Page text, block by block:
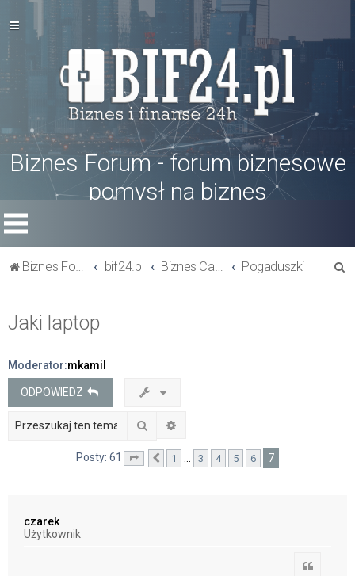
Biznes Forum - forum biznesowe
pomysł na biznes
Biznes Forum bif24.pl Biznes Cafe Pogaduszki
Jaki laptop
Moderator:mkamil
ODPOWIEDZ
Szukaj
Posty: 61 Strona 7 z7
Poprzednia
1 3 4 5 6 7
czarek
Użytkownik